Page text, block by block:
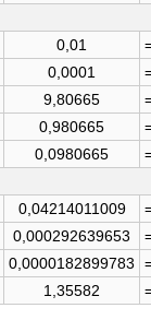
0,01
0,0001
9,80665
0,980665
0,0980665
0,04214011009
0,000292639653
0,0000182899783
1,35582